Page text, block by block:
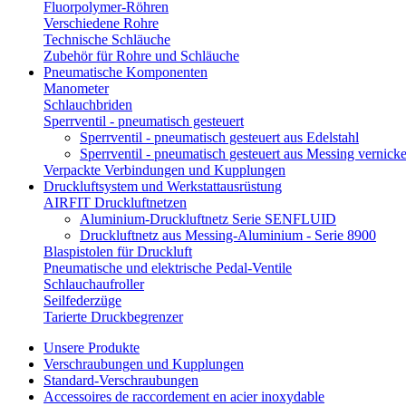
Fluorpolymer-Röhren
Verschiedene Rohre
Technische Schläuche
Zubehör für Rohre und Schläuche
Pneumatische Komponenten
Manometer
Schlauchbriden
Sperrventil - pneumatisch gesteuert
Sperrventil - pneumatisch gesteuert aus Edelstahl
Sperrventil - pneumatisch gesteuert aus Messing
Verpackte Verbindungen und Kupplungen
Druckluftsystem und Werkstattausrüstung
AIRFIT Druckluftnetzen
Aluminium-Druckluftnetz Serie SENFLUID
Druckluftnetz aus Messing-Aluminium - Serie 8900
Blaspistolen für Druckluft
Pneumatische und elektrische Pedal-Ventile
Schlauchaufroller
Seilfederzüge
Tarierte Druckbegrenzer
Unsere Produkte
Verschraubungen und Kupplungen
Standard-Verschraubungen
Accessoires de raccordement en acier inoxydable